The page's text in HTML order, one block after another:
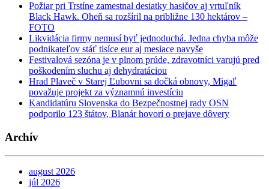
Požiar pri Trstíne zamestnal desiatky hasičov aj vrtuľník
Black Hawk. Oheň sa rozšíril na približne 130 hektárov –
FOTO
Likvidácia firmy nemusí byť jednoduchá. Jedna chyba môže
podnikateľov stáť tisíce eur aj mesiace navyše
Festivalová sezóna je v plnom prúde, zdravotníci varujú pred
poškodením sluchu aj dehydratáciou
Hrad Plaveč v Starej Ľubovni sa dočká obnovy, Migaľ
považuje projekt za významnú investíciu
Kandidatúru Slovenska do Bezpečnostnej rady OSN
podporilo 123 štátov, Blanár hovorí o prejave dôvery
Archív
august 2026
júl 2026